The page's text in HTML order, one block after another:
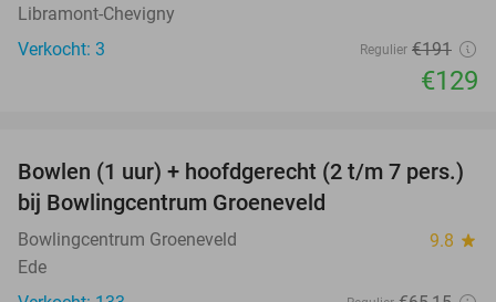
Libramont-Chevigny
Verkocht: 3
Regulier €191
€129
45%
Bowlen (1 uur) + hoofdgerecht (2 t/m 7 pers.)
bij Bowlingcentrum Groeneveld
Bowlingcentrum Groeneveld 9.8 star
Ede